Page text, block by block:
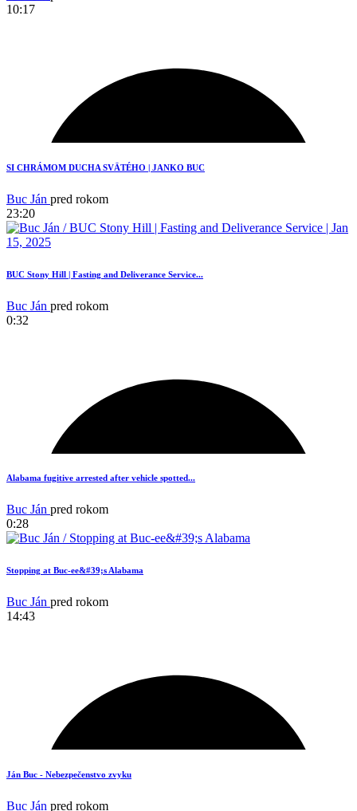
2
10:17
SI CHRÁMOM DUCHA SVÄTÉHO | JANKO BUC
Buc Ján pred rokom
23:20
BUC Stony Hill | Fasting and Deliverance Service...
Buc Ján pred rokom
0:32
Alabama fugitive arrested after vehicle spotted...
Buc Ján pred rokom
0:28
Stopping at Buc-ee&#39;s Alabama
Buc Ján pred rokom
14:43
Ján Buc - Nebezpečenstvo zvyku
Buc Ján pred rokom